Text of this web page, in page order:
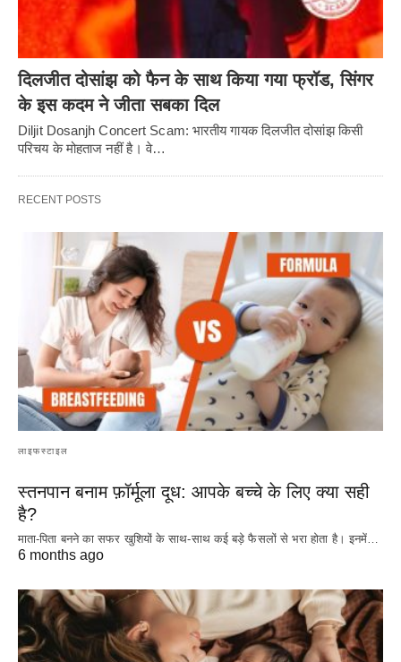
दिलजीत दोसांझ को फैन के साथ किया गया फ्रॉड, सिंगर
के इस कदम ने जीता सबका दिल
Diljit Dosanjh Concert Scam: भारतीय गायक दिलजीत दोसांझ किसी
परिचय के मोहताज नहीं है। वे…
RECENT POSTS
लाइफस्टाइल
स्तनपान बनाम फ़ॉर्मूला दूध: आपके बच्चे के लिए क्या सही
है?
माता-पिता बनने का सफर खुशियों के साथ-साथ कई बड़े फैसलों से भरा होता है। इनमें…
6 months ago